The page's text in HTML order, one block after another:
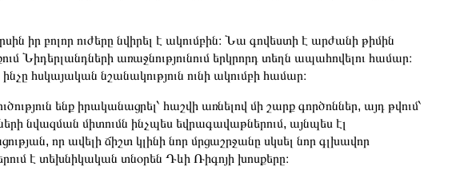
իր բոլոր ուժերը նվիրել է ակումբին։ Նա գովեստի է արժանի թիմին
Նիդերլանդների առաջնությունում երկրորդ տեղն ապահովելու համար։
հսկայական նշանակություն ունի ակումբի համար։
ենք իրականացրել՝ հաշվի առնելով մի շարք գործոններ, այդ թվում՝
նվազման միտումն ինչպես եվրագավաթներում, այնպես էլ
որ ավելի ճիշտ կլինի նոր մրցաշրջանը սկսել նոր գլխավոր
է տեխնիկական տնօրեն Դևի Ռիգոյի խոսքերը։